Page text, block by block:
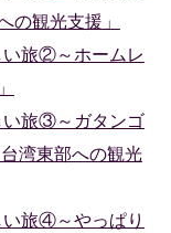
の観光支援」
い旅②～ホームレ
い旅③～ガタンゴ
湾東部への観光
旅④～やっぱり